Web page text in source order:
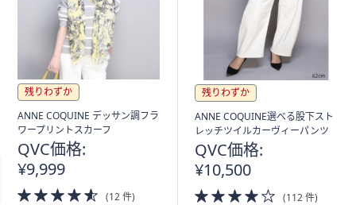
残りわずか
ANNE COQUINE デッサン調フラ
ワープリントスカーフ
QVC価格:
¥9,999
4.5
(12 件)
残りわずか
ANNE COQUINE選べる股下スト
レッチツイルカーヴィーパンツ
QVC価格:
¥10,500
4.0
(112 件)